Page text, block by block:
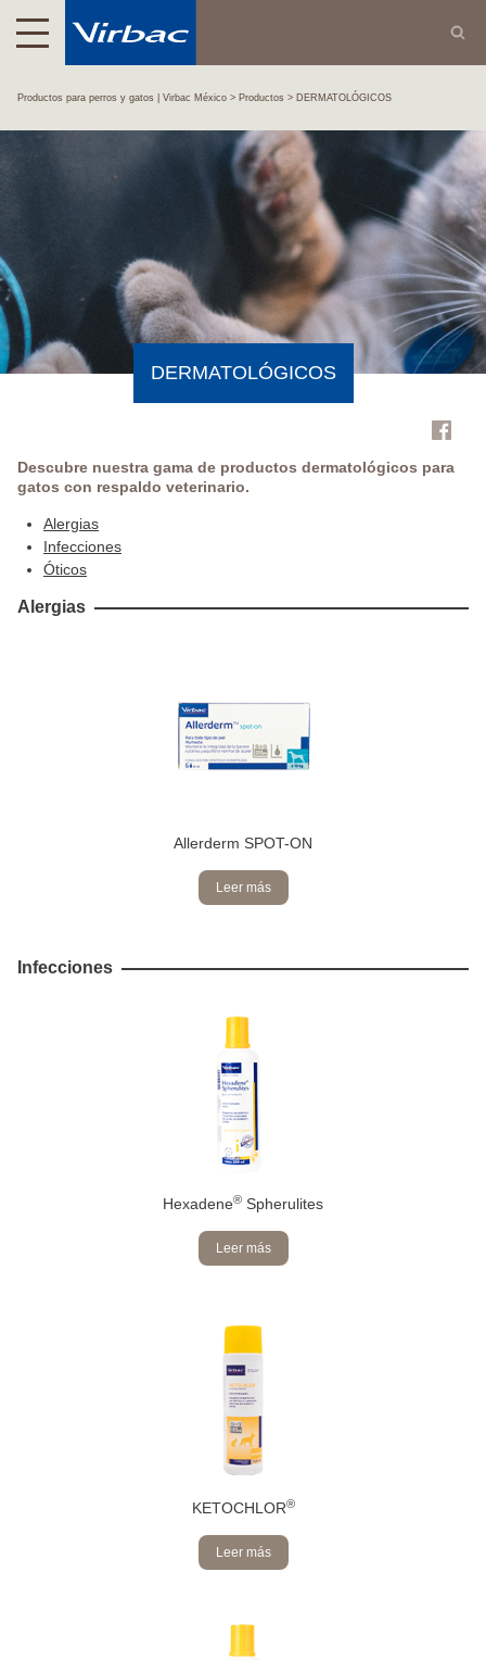
Productos para perros y gatos | Virbac México Productos DERMATOLÓGICOS
DERMATOLÓGICOS
Descubre nuestra gama de productos dermatológicos para
gatos con respaldo veterinario.
Alergias
Infecciones
Óticos
Alergias
Allerderm SPOT-ON
Leer más
Infecciones
Hexadene® Spherulites
Leer más
KETOCHLOR®
Leer más